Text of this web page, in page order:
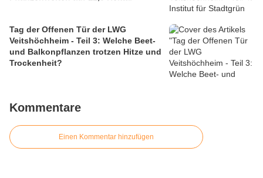
Tag der Offenen Tür der LWG
Veitshöchheim - Teil 3: Welche Beet-
und Balkonpflanzen trotzen Hitze und
Trockenheit?
Kommentare
Einen Kommentar hinzufügen